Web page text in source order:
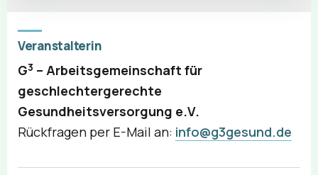
Veranstalterin
G3 – Arbeitsgemeinschaft für
geschlechtergerechte
Gesundheitsversorgung e.V.
Rückfragen per E-Mail an: info@g3gesund.de